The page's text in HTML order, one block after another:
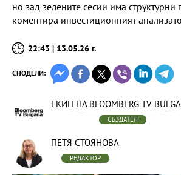
но зад зелените сесии има
коментира инвестиционният
22:43 | 13.05.26 г.
СПОДЕЛИ:
ЕКИП НА BLOOMBERG TV
СЪЗДАТЕЛ
ПЕТЯ СТОЯНОВА
РЕДАКТОР